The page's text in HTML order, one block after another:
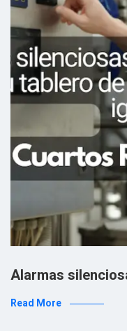
Alarmas
Read More